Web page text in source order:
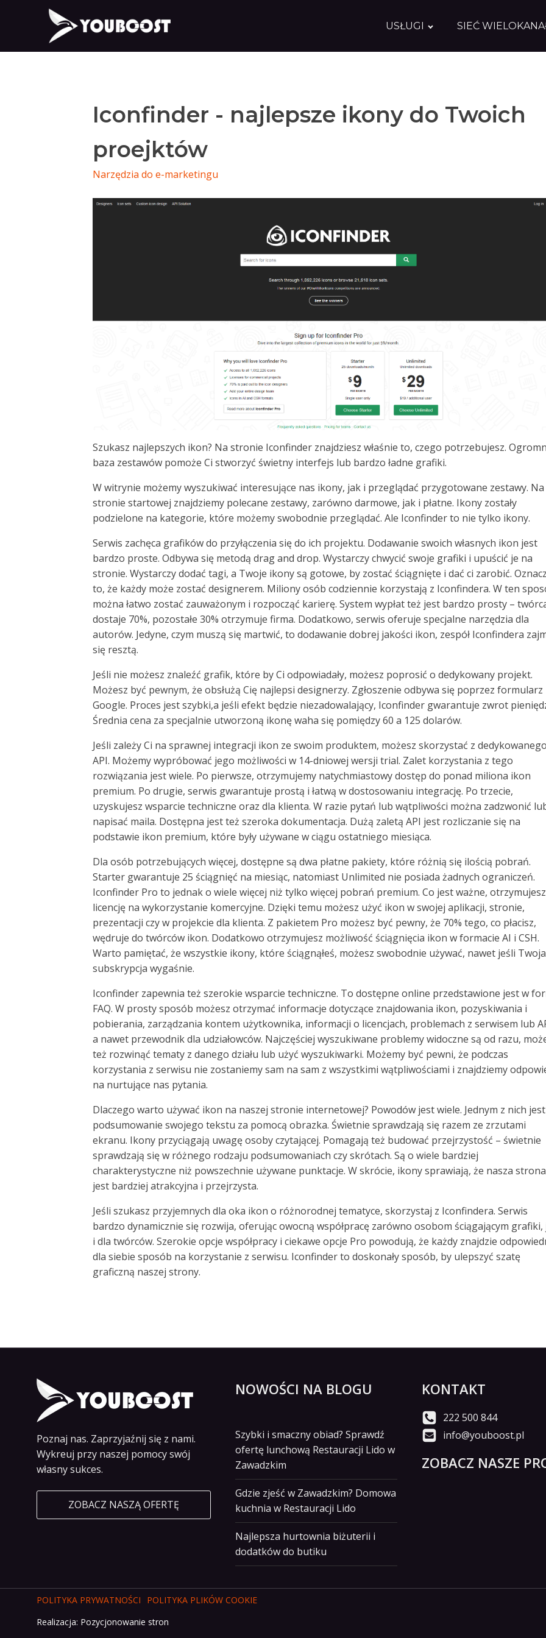
USŁUGI SIEĆ
Iconfinder - najlepsze ikony do Twoich
proejktów
Narzędzia do e-marketingu
Szukasz najlepszych ikon? Na stronie Iconfinder znajdziesz właśnie to, czego potrzebujesz.
baza zestawów pomoże Ci stworzyć świetny interfejs lub bardzo ładne grafiki.
W witrynie możemy wyszukiwać interesujące nas ikony, jak i przeglądać przygotowane zestawy. Na
stronie startowej znajdziemy polecane zestawy, zarówno darmowe, jak i płatne. Ikony zostały
podzielone na kategorie, które możemy swobodnie przeglądać. Ale Iconfinder to nie tylko ikony.
Serwis zachęca grafików do przyłączenia się do ich projektu. Dodawanie swoich własnych ikon jest
bardzo proste. Odbywa się metodą drag and drop. Wystarczy chwycić swoje grafiki i upuścić je na
stronie. Wystarczy dodać tagi, a Twoje ikony są gotowe, by zostać ściągnięte i dać ci zarobić.
to, że każdy może zostać designerem. Miliony osób codziennie korzystają z Iconfindera. W ten
można łatwo zostać zauważonym i rozpocząć karierę. System wypłat też jest bardzo prosty –
dostaje 70%, pozostałe 30% otrzymuje firma. Dodatkowo, serwis oferuje specjalne narzędzia dla
autorów. Jedyne, czym muszą się martwić, to dodawanie dobrej jakości ikon, zespół Iconfindera
się resztą.
Jeśli nie możesz znaleźć grafik, które by Ci odpowiadały, możesz poprosić o dedykowany projekt.
Możesz być pewnym, że obsłużą Cię najlepsi designerzy. Zgłoszenie odbywa się poprzez formularz
Google. Proces jest szybki,a jeśli efekt będzie niezadowalający, Iconfinder gwarantuje zwrot
Średnia cena za specjalnie utworzoną ikonę waha się pomiędzy 60 a 125 dolarów.
Jeśli zależy Ci na sprawnej integracji ikon ze swoim produktem, możesz skorzystać z dedykowanego
API. Możemy wypróbować jego możliwości w 14-dniowej wersji trial. Zalet korzystania z tego
rozwiązania jest wiele. Po pierwsze, otrzymujemy natychmiastowy dostęp do ponad miliona ikon
premium. Po drugie, serwis gwarantuje prostą i łatwą w dostosowaniu integrację. Po trzecie,
uzyskujesz wsparcie techniczne oraz dla klienta. W razie pytań lub wątpliwości można zadzwonić
napisać maila. Dostępna jest też szeroka dokumentacja. Dużą zaletą API jest rozliczanie się na
podstawie ikon premium, które były używane w ciągu ostatniego miesiąca.
Dla osób potrzebujących więcej, dostępne są dwa płatne pakiety, które różnią się ilością pobrań.
Starter gwarantuje 25 ściągnięć na miesiąc, natomiast Unlimited nie posiada żadnych ograniczeń.
Iconfinder Pro to jednak o wiele więcej niż tylko więcej pobrań premium. Co jest ważne, otrzymujesz
licencję na wykorzystanie komercyjne. Dzięki temu możesz użyć ikon w swojej aplikacji, stronie,
prezentacji czy w projekcie dla klienta. Z pakietem Pro możesz być pewny, że 70% tego, co płacisz,
wędruje do twórców ikon. Dodatkowo otrzymujesz możliwość ściągnięcia ikon w formacie AI i CSH.
Warto pamiętać, że wszystkie ikony, które ściągnąłeś, możesz swobodnie używać, nawet jeśli Twoja
subskrypcja wygaśnie.
Iconfinder zapewnia też szerokie wsparcie techniczne. To dostępne online przedstawione jest w
FAQ. W prosty sposób możesz otrzymać informacje dotyczące znajdowania ikon, pozyskiwania i
pobierania, zarządzania kontem użytkownika, informacji o licencjach, problemach z serwisem lub
a nawet przewodnik dla udziałowców. Najczęściej wyszukiwane problemy widoczne są od razu,
też rozwinąć tematy z danego działu lub użyć wyszukiwarki. Możemy być pewni, że podczas
korzystania z serwisu nie zostaniemy sam na sam z wszystkimi wątpliwościami i znajdziemy
na nurtujące nas pytania.
Dlaczego warto używać ikon na naszej stronie internetowej? Powodów jest wiele. Jednym z nich jest
podsumowanie swojego tekstu za pomocą obrazka. Świetnie sprawdzają się razem ze zrzutami
ekranu. Ikony przyciągają uwagę osoby czytającej. Pomagają też budować przejrzystość – świetnie
sprawdzają się w różnego rodzaju podsumowaniach czy skrótach. Są o wiele bardziej
charakterystyczne niż powszechnie używane punktacje. W skrócie, ikony sprawiają, że nasza strona
jest bardziej atrakcyjna i przejrzysta.
Jeśli szukasz przyjemnych dla oka ikon o różnorodnej tematyce, skorzystaj z Iconfindera. Serwis
bardzo dynamicznie się rozwija, oferując owocną współpracę zarówno osobom ściągającym grafiki,
i dla twórców. Szerokie opcje współpracy i ciekawe opcje Pro powodują, że każdy znajdzie
dla siebie sposób na korzystanie z serwisu. Iconfinder to doskonały sposób, by ulepszyć szatę
graficzną naszej strony.
Poznaj nas. Zaprzyjaźnij się z nami.
Wykreuj przy naszej pomocy swój
własny sukces.
ZOBACZ NASZĄ OFERTĘ
NOWOŚCI NA BLOGU
Szybki i smaczny obiad? Sprawdź
ofertę lunchową Restauracji Lido w
Zawadzkim
Gdzie zjeść w Zawadzkim? Domowa
kuchnia w Restauracji Lido
Najlepsza hurtownia biżuterii i
dodatków do butiku
KONTAKT
222 500 844
info@youboost.pl
ZOBACZ NASZE
POLITYKA PRYWATNOŚCI
POLITYKA PLIKÓW COOKIE
Realizacja: Pozycjonowanie stron